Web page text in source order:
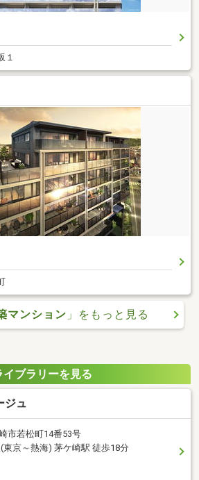
１
マンション 」をもっと見る
ブラリーを見る
ジュ
市若松町14番53号
東京～熱海) 茅ケ崎駅 徒歩18分